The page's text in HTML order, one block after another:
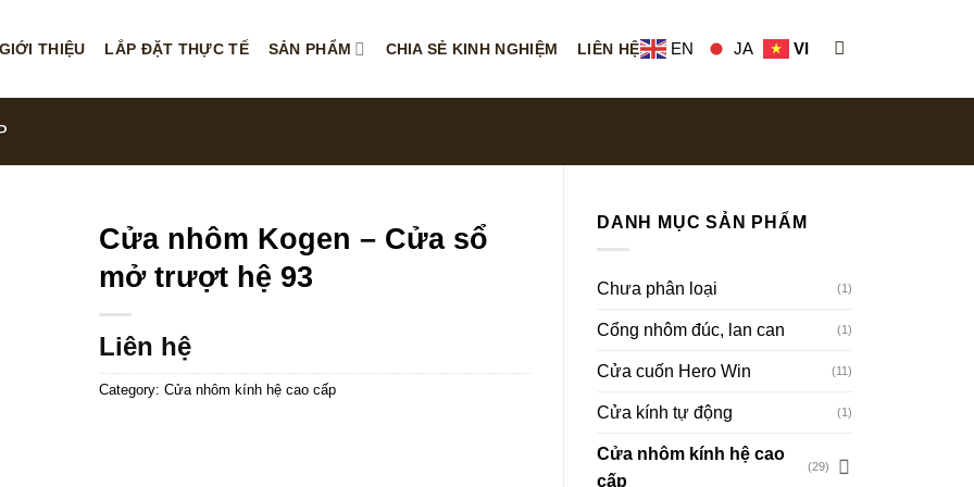
GIỚI THIỆU LẮP ĐẶT THỰC TẾ SẢN PHẨM CHIA SẺ KINH NGHIỆM LIÊN HỆ EN JA VI
DANH MỤC SẢN PHẨM
Chưa phân loại (1)
Cổng nhôm đúc, lan can (1)
Cửa cuốn Hero Win (11)
Cửa kính tự động (1)
Cửa nhôm kính hệ cao
cấp
(29)
Cửa nhôm Kogen – Cửa sổ
mở trượt hệ 93
Liên hệ
Category: Cửa nhôm kính hệ cao cấp